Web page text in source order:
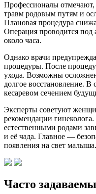
Профессионалы отмечают,
травм родовым путям и
Плановая процедура
Операция проводится под
около часа.
Однако врачи
процедуры. После
ухода. Возможны
долгое восстановление. В
кесаревом сечением
Эксперты советуют
рекомендации
естественными родами
и её чада. Главное —
появления на свет малыша.
Часто